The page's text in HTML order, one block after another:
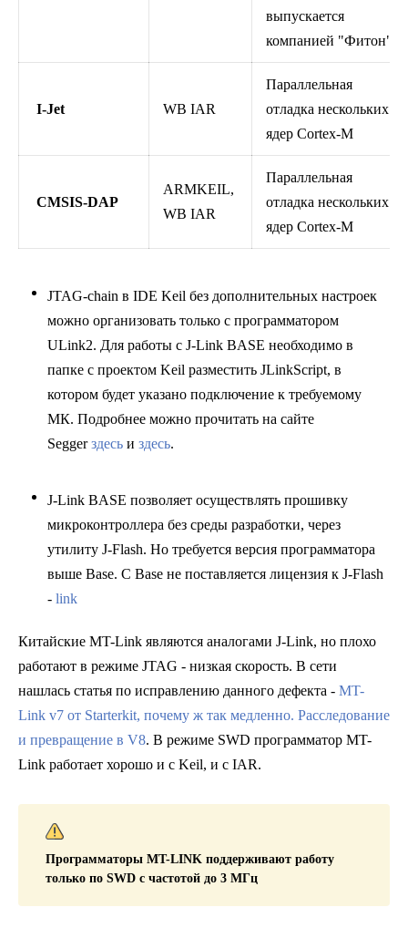
выпускается
компанией "Фитон"
I-Jet WB IAR
Параллельная
отладка нескольких
ядер Cortex-M
CMSIS-DAP
ARMKEIL,
WB IAR
Параллельная
отладка нескольких
ядер Cortex-M
JTAG-chain в IDE Keil без дополнительных настроек
можно организовать только с программатором
ULink2. Для работы с J-Link BASE необходимо в
папке с проектом Keil разместить JLinkScript, в
котором будет указано подключение к требуемому
МК. Подробнее можно прочитать на сайте
Seggerздесь и здесь.
J-Link BASE позволяет осуществлять прошивку
микроконтроллера без среды разработки, через
утилиту J-Flash. Но требуется версия программатора
выше Base. С Base не поставляется лицензия к J-Flash
- link
Китайские MT-Link являются аналогами J-Link, но плохо
работают в режиме JTAG - низкая скорость. В сети
нашлась статья по исправлению данного дефекта - MT-
Link v7 от Starterkit, почему ж так медленно. Расследование
и превращение в V8. В режиме SWD программатор MT-
Link работает хорошо и с Keil, и с IAR.
Программаторы MT-LINK поддерживают работу
только по SWD с частотой до 3 МГц